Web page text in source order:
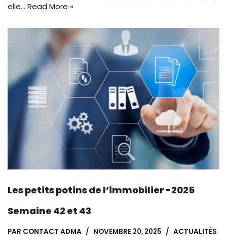
elle… Read More »
Les petits potins de l’immobilier -2025
Semaine 42 et 43
PAR CONTACT ADMA NOVEMBRE 20, 2025 ACTUALITÉS